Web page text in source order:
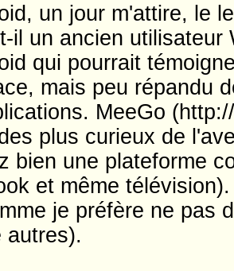
un jour m'attire, le
il un ancien
qui pourrait
mais peu répandu
MeeGo
plus curieux de
bien une plateforme
et même
je préfère ne pas
autres).